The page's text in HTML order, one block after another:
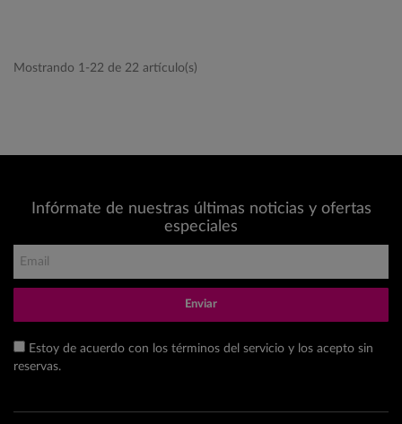
Mostrando 1-22 de 22 artículo(s)
Infórmate de nuestras últimas noticias y ofertas
especiales
Enviar
Estoy de acuerdo con los términos del servicio y los acepto sin
reservas.